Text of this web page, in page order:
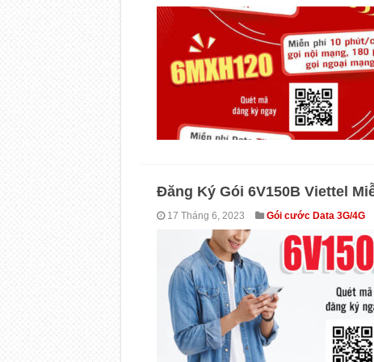
Đăng Ký Gói 6V150B Viettel
17 Tháng 6, 2023 Gói cước Data 3G/4G